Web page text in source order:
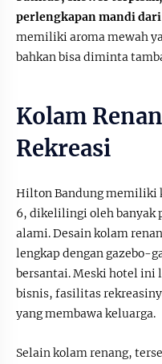
perlengkapan mandi
memiliki aroma mewah
bahkan bisa diminta
Kolam
Rekreasi
Hilton Bandung memiliki
6, dikelilingi oleh banyak
alami. Desain kolam
lengkap dengan gazebo-
bersantai. Meski hotel
bisnis, fasilitas
yang membawa keluarga.
Selain kolam renang,